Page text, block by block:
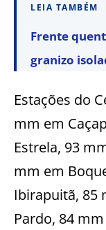
LEIA TAMBÉM
Frente
granizo
Estações do
mm em
Estrela, 93
mm em
Ibirapuitã, 85
Pardo, 84